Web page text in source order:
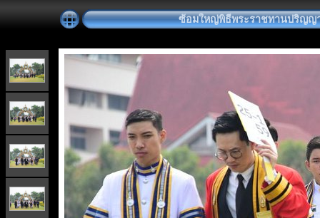
ซ้อมใหญ่พิธีพระราชทานปริญญ